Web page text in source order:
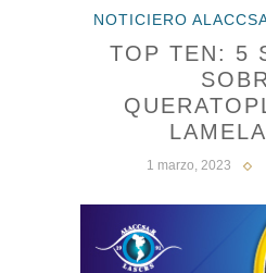
NOTICIERO
TOP TEN: 5
1 marzo, 2023